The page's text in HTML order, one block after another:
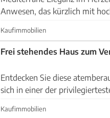
Anwesen, das kürzlich mit
Kaufimmobilien
Frei stehendes Haus zum
Entdecken Sie diese
sich in einer der
Kaufimmobilien